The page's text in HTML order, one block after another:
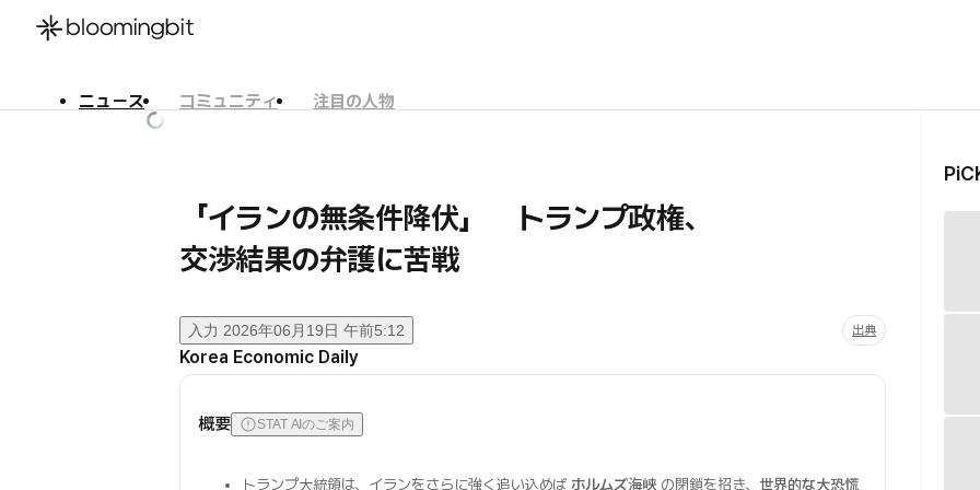
ニュース コミュニティ
注目の人物
「イランの無条件降伏」 トランプ政権、
交渉結果の弁護に苦戦
入力 2026年06月19日 午前5:12 出典
Korea Economic Daily
概要 STAT AIのご案内
トランプ大統領は、イランをさらに強く追い込めば ホルムズ海峡の閉鎖を招き、 世界的な大恐慌